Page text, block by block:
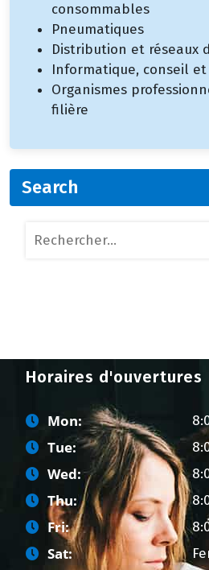
consommables
Pneumatiques
Distribution et réseaux
Informatique, conseil et
Organismes
filière
Search
Rechercher :
Horaires d'ouvertures
Mon:
Tue:
Wed:
Thu:
Fri:
Sat: